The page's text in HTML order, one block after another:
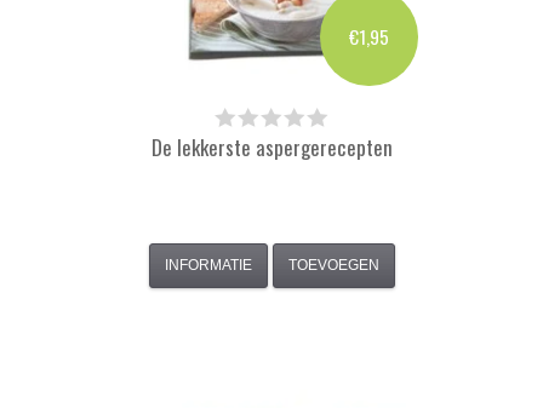
€1,95
De lekkerste aspergerecepten
INFORMATIE TOEVOEGEN